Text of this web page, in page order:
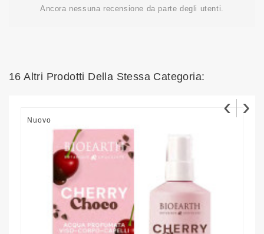
Ancora nessuna recensione da parte degli utenti.
16 Altri Prodotti Della Stessa Categoria:
Nuovo
‹ ›